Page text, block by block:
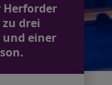
Herforder
drei
und einer